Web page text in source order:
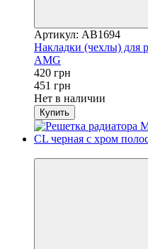
Артикул: AB1694
Накладки (чехлы) для
AMG
420 грн
451 грн
Нет в наличии
Купить